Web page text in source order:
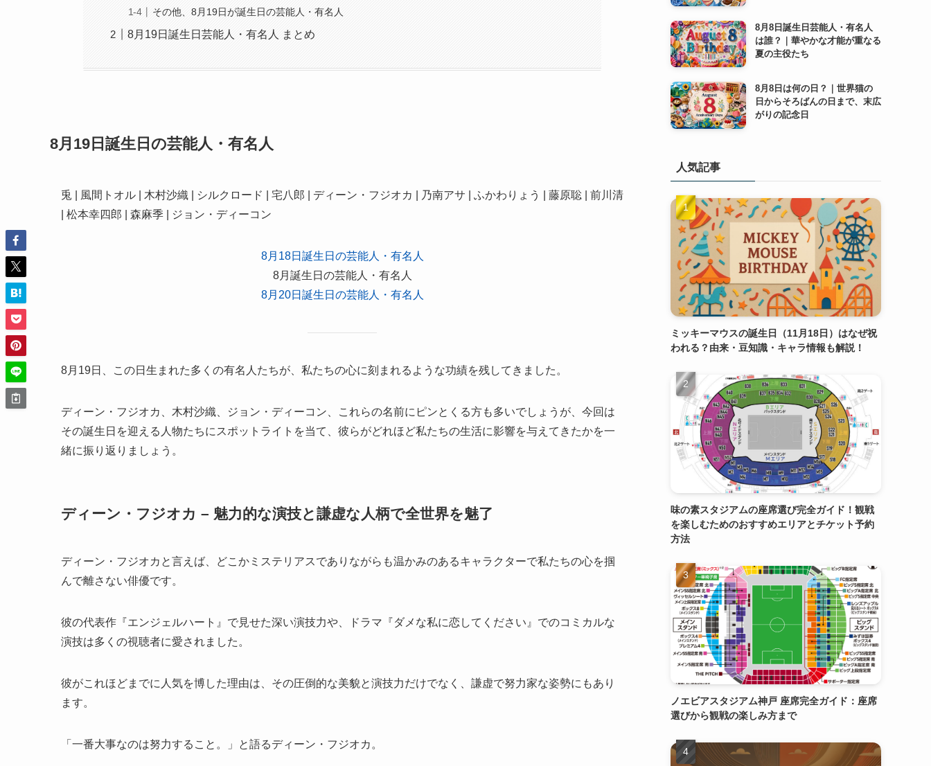
その他、8月19日が誕生日の芸能人・有名人
8月19日誕生日芸能人・有名人 まとめ
8月19日誕生日の芸能人・有名人
兎 | 風間トオル | 木村沙織 | シルクロード | 宅八郎 | ディーン・フジオカ | 乃南アサ | ふかわりょう | 藤原聡 | 前川清
| 松本幸四郎 | 森麻季 | ジョン・ディーコン
8月18日誕生日の芸能人・有名人
8月誕生日の芸能人・有名人
8月20日誕生日の芸能人・有名人
8月19日、この日生まれた多くの有名人たちが、私たちの心に刻まれるような功績を残してきました。
ディーン・フジオカ、木村沙織、ジョン・ディーコン、これらの名前にピンとくる方も多いでしょうが、今回は
その誕生日を迎える人物たちにスポットライトを当て、彼らがどれほど私たちの生活に影響を与えてきたかを一
緒に振り返りましょう。
ディーン・フジオカ – 魅力的な演技と謙虚な人柄で全世界を魅了
ディーン・フジオカと言えば、どこかミステリアスでありながらも温かみのあるキャラクターで私たちの心を掴
んで離さない俳優です。
彼の代表作『エンジェルハート』で見せた深い演技力や、ドラマ『ダメな私に恋してください』でのコミカルな
演技は多くの視聴者に愛されました。
彼がこれほどまでに人気を博した理由は、その圧倒的な美貌と演技力だけでなく、謙虚で努力家な姿勢にもあり
ます。
「一番大事なのは努力すること。」と語るディーン・フジオカ。
8月8日誕生日芸能人・有名人
は誰？｜華やかな才能が重なる
夏の主役たち
8月8日は何の日？｜世界猫の
日からそろばんの日まで、末広
がりの記念日
人気記事
ミッキーマウスの誕生日（11月18日）はなぜ祝
われる？由来・豆知識・キャラ情報も解説！
味の素スタジアムの座席選び完全ガイド！観戦
を楽しむためのおすすめエリアとチケット予約
方法
ノエビアスタジアム神戸 座席完全ガイド：座席
選びから観戦の楽しみ方まで